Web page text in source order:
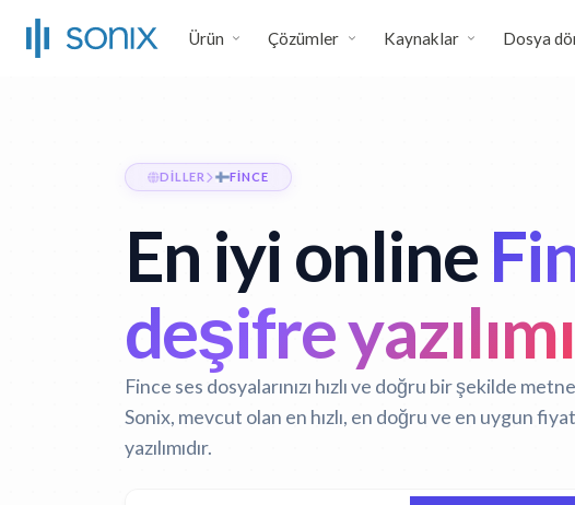
Ürün Çözümler Kaynaklar Dosya
DILLER FINCE
En iyi online
deşifre yazılımı
Fince ses dosyalarınızı hızlı ve doğru bir şekilde
Sonix, mevcut olan en hızlı, en doğru ve en uygun
yazılımıdır.